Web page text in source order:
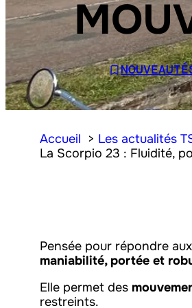
Accueil Les actualités
La Scorpio 23 : Fluidité,
Pensée pour répondre
maniabilité, portée et
Elle permet des
restreints.